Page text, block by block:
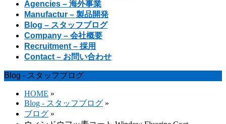
Agencies – 海外事業
Manufactur – 製品開発
Blog – スタッフブログ
Company – 会社概要
Recruitment – 採用
Contact – お問い合わせ
Blog - スタッフブログ
HOME »
Blog - スタッフブログ »
ブログ »